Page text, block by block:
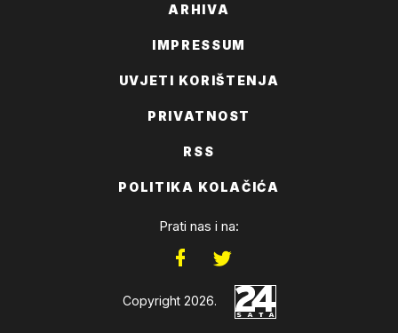
ARHIVA
IMPRESSUM
UVJETI KORIŠTENJA
PRIVATNOST
RSS
POLITIKA KOLAČIĆA
Prati nas i na:
Copyright 2026.